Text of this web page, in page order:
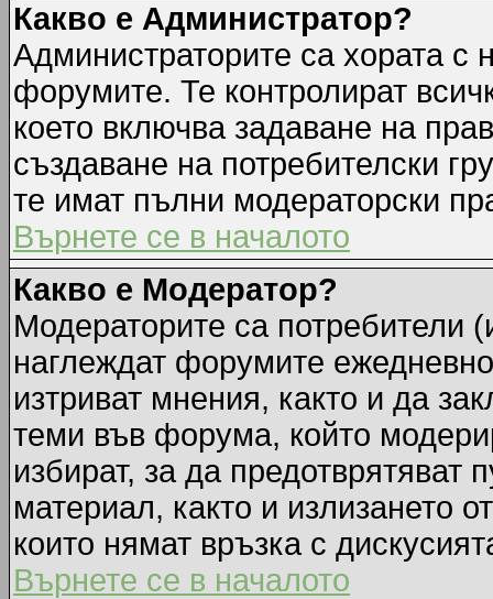
Какво е Администратор?
Администраторите са хората с
форумите. Те контролират
което включва задаване на
създаване на потребителски
те имат пълни модераторски
Върнете се в началото
Какво е Модератор?
Модераторите са потребители
наглеждат форумите
изтриват мнения, както и да
теми във форума, който
избират, за да предотврятяват
материал, както и излизането
които нямат връзка с
Върнете се в началото